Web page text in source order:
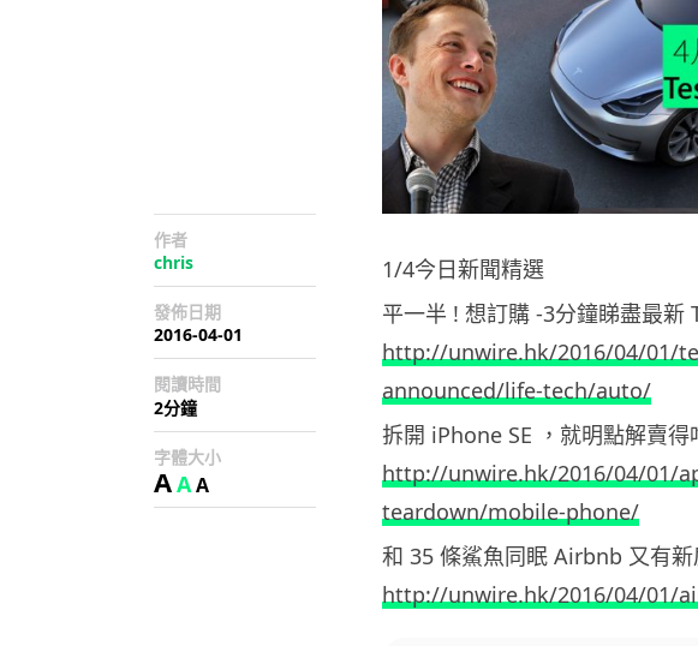
作者
chris
發佈日期
2016-04-01
閱讀時間
2分鐘
字體大小
AAA
1/4今日新聞精選
平一半 ! 想訂購 -3分鐘睇盡最新
http://unwire.hk/2016/04/01/
announced/life-tech/auto/
拆開 iPhone SE ，就明點解賣得
http://unwire.hk/2016/04/01/
teardown/mobile-phone/
和 35 條鯊魚同眠 Airbnb 又有新
http://unwire.hk/2016/04/01/